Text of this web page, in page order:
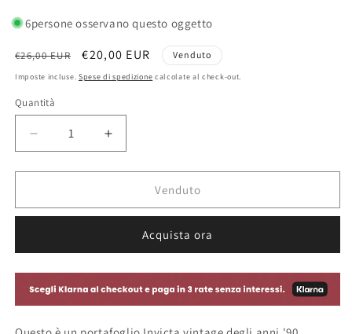
6persone osservano questo oggetto
Prezzo
di
€26,00 EUR
Prezzo
scontato
€20,00 EUR Venduto
Imposte incluse. Spese di spedizione calcolate al check-out.
Quantità
Diminuisci
quantità
per
Invicta
in
tessuto
-
Italia
Aumenta
quantità
per
Portafoglio
Invicta
apribile
in
tessuto
-
Italia
Venduto
Acquista ora